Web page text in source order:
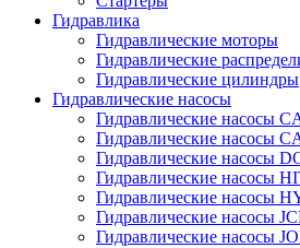
Гидравлика
Гидравлические моторы
Гидравлические
Гидравлические цилиндры
Гидравлические насосы
Гидравлические насосы
Гидравлические насосы
Гидравлические насосы
Гидравлические насосы
Гидравлические насосы
Гидравлические насосы
Гидравлические насосы